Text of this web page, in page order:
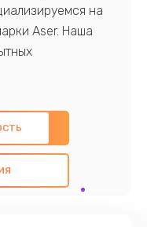
на
Aser. Наша
знаниями и
ремонт с
компонентов, а
всех
- предоставить